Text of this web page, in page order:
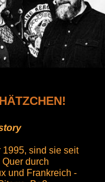
1995, sind sie seit
durch
und Frankreich -